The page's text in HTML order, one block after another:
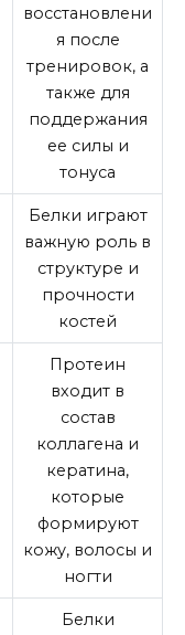
восстановлени
я после
тренировок, а
также для
поддержания
ее силы и
тонуса
Белки играют
важную роль в
структуре и
прочности
костей
Протеин
входит в
состав
коллагена и
кератина,
которые
формируют
кожу, волосы и
ногти
Белки